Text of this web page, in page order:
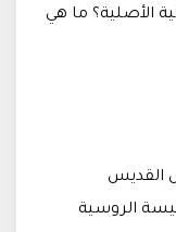
الأصلية؟ ما هي
القديس
الروسية